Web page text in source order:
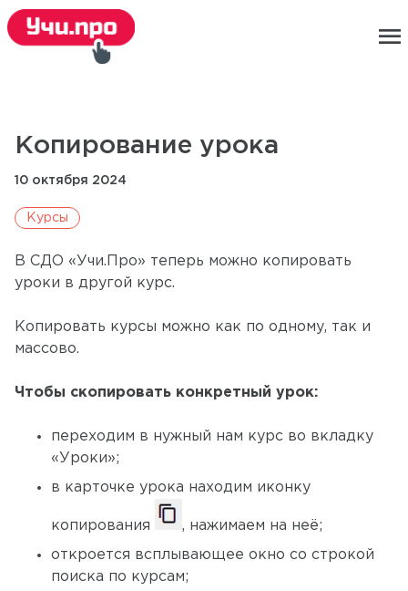
menu
Копирование урока
10 октября 2024
Курсы
В СДО «Учи.Про» теперь можно копировать
уроки в другой курс.
Копировать курсы можно как по одному, так и
массово.
Чтобы скопировать конкретный урок:
переходим в нужный нам курс во вкладку
«Уроки»;
в карточке урока находим иконку
копирования , нажимаем на неё;
откроется всплывающее окно со строкой
поиска по курсам;